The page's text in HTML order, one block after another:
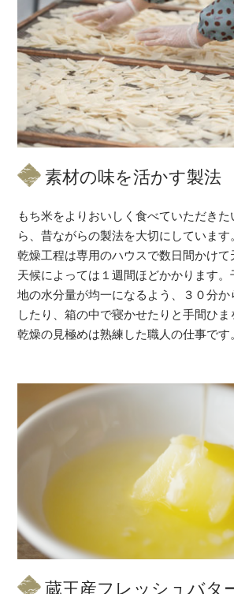
素材の味を活かす製法
もち米をよりおいしく食べていただき
ら、昔ながらの製法を大切にしていま
乾燥工程は専用のハウスで数日間かけ
天候によっては１週間ほどかかります。
地の水分量が均一になるよう、３０分か
したり、箱の中で寝かせたりと手間ひま
乾燥の見極めは熟練した職人の仕事です
蔵王産フレッシュバタ